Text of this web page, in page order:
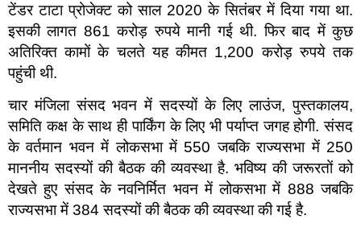
टेंडर टाटा प्रोजेक्ट को साल 2020 के सितंबर में दिया गया था.
इसकी लागत 861 करोड़ रुपये मानी गई थी. फिर बाद में कुछ
अतिरिक्त कामों के चलते यह कीमत 1,200 करोड़ रुपये तक
पहुंची थी.
चार मंजिला संसद भवन में सदस्यों के लिए लाउंज, पुस्तकालय,
समिति कक्ष के साथ ही पार्किंग के लिए भी पर्याप्त जगह होगी. संसद
के वर्तमान भवन में लोकसभा में 550 जबकि राज्यसभा में 250
माननीय सदस्यों की बैठक की व्यवस्था है. भविष्य की जरूरतों को
देखते हुए संसद के नवनिर्मित भवन में लोकसभा में 888 जबकि
राज्यसभा में 384 सदस्यों की बैठक की व्यवस्था की गई है.